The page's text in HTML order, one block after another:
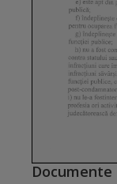
Documente